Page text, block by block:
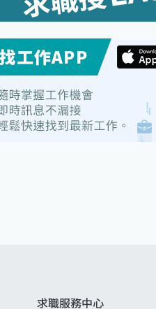
求職服務中心